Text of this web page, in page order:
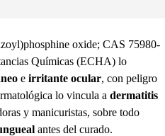
oxide; CAS 75980-
Químicas (ECHA) lo
e irritante ocular, con peligro
lo vincula a dermatitis
y manicuristas, sobre todo
antes del curado.